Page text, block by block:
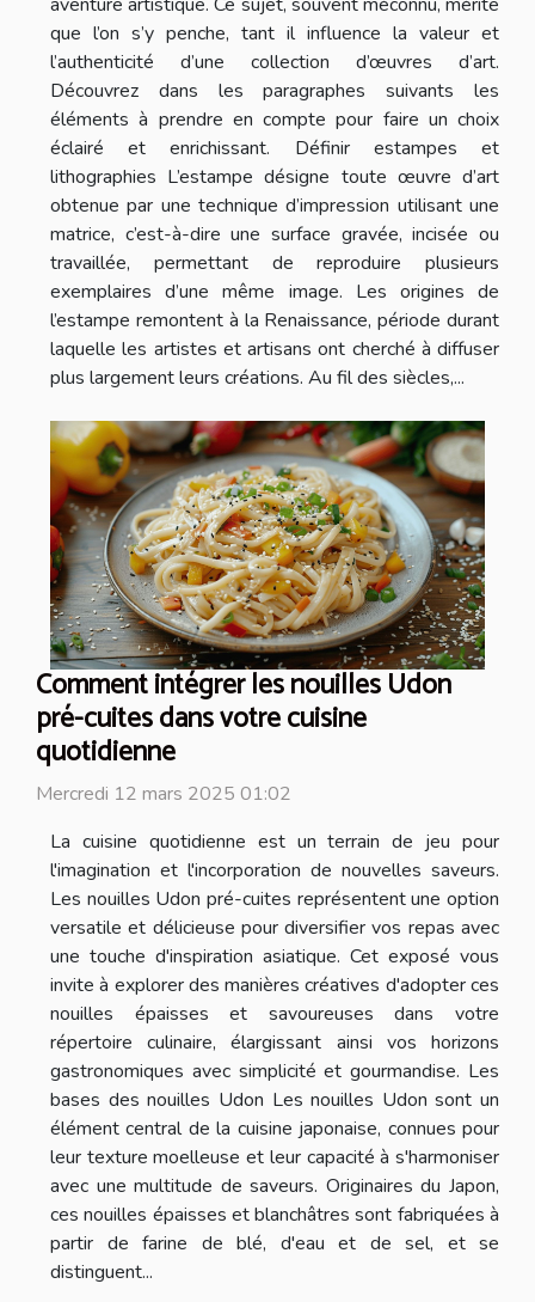
que l’on s’y penche, tant il influence la valeur et
l’authenticité d’une collection d’œuvres d’art.
Découvrez dans les paragraphes suivants les
éléments à prendre en compte pour faire un choix
éclairé et enrichissant. Définir estampes et
lithographies L’estampe désigne toute œuvre d’art
obtenue par une technique d’impression utilisant une
matrice, c’est-à-dire une surface gravée, incisée ou
travaillée, permettant de reproduire plusieurs
exemplaires d’une même image. Les origines de
l’estampe remontent à la Renaissance, période durant
laquelle les artistes et artisans ont cherché à diffuser
plus largement leurs créations. Au fil des siècles,...
Comment intégrer les nouilles Udon
pré-cuites dans votre cuisine
quotidienne
Mercredi 12 mars 2025 01:02
La cuisine quotidienne est un terrain de jeu pour
l'imagination et l'incorporation de nouvelles saveurs.
Les nouilles Udon pré-cuites représentent une option
versatile et délicieuse pour diversifier vos repas avec
une touche d'inspiration asiatique. Cet exposé vous
invite à explorer des manières créatives d'adopter ces
nouilles épaisses et savoureuses dans votre
répertoire culinaire, élargissant ainsi vos horizons
gastronomiques avec simplicité et gourmandise. Les
bases des nouilles Udon Les nouilles Udon sont un
élément central de la cuisine japonaise, connues pour
leur texture moelleuse et leur capacité à s'harmoniser
avec une multitude de saveurs. Originaires du Japon,
ces nouilles épaisses et blanchâtres sont fabriquées à
partir de farine de blé, d'eau et de sel, et se
distinguent...